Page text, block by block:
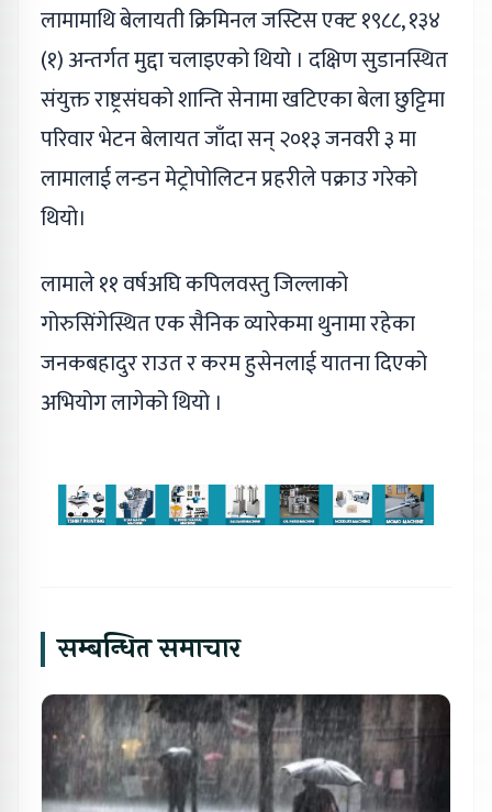
लामामाथि बेलायती क्रिमिनल जस्टिस एक्ट १९८८, १३४
(१) अन्तर्गत मुद्दा चलाइएको थियो । दक्षिण सुडानस्थित
संयुक्त राष्ट्रसंघको शान्ति सेनामा खटिएका बेला छुट्टिमा
परिवार भेटन बेलायत जाँदा सन् २०१३ जनवरी ३ मा
लामालाई लन्डन मेट्रोपोलिटन प्रहरीले पक्राउ गरेको
थियो।
लामाले ११ वर्षअघि कपिलवस्तु जिल्लाको
गोरुसिंगेस्थित एक सैनिक व्यारेकमा थुनामा रहेका
जनकबहादुर राउत र करम हुसेनलाई यातना दिएको
अभियोग लागेको थियो ।
सम्बन्धित समाचार